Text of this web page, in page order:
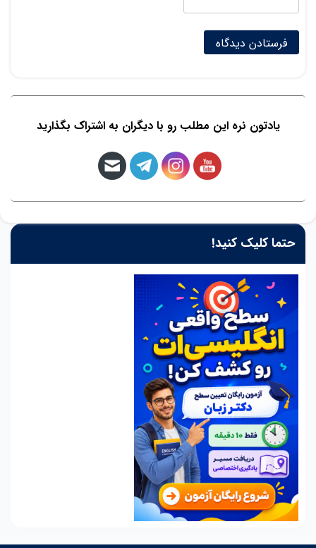
حتما کلیک کنید!
یادتون نره این مطلب رو با دیگران به اشتراک بگذارید